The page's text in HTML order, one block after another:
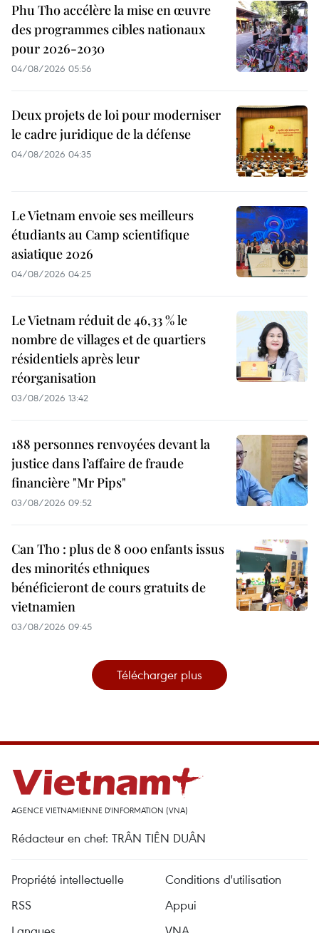
Phu Tho accélère la mise en œuvre
des programmes cibles nationaux
pour 2026-2030
04/08/2026 05:56
Deux projets de loi pour moderniser
le cadre juridique de la défense
04/08/2026 04:35
Le Vietnam envoie ses meilleurs
étudiants au Camp scientifique
asiatique 2026
04/08/2026 04:25
Le Vietnam réduit de 46,33 % le
nombre de villages et de quartiers
résidentiels après leur
réorganisation
03/08/2026 13:42
188 personnes renvoyées devant la
justice dans l’affaire de fraude
financière "Mr Pips"
03/08/2026 09:52
Can Tho : plus de 8 000 enfants issus
des minorités ethniques
bénéficieront de cours gratuits de
vietnamien
03/08/2026 09:45
Télécharger plus
AGENCE VIETNAMIENNE D'INFORMATION (VNA)
Rédacteur en chef: TRÂN TIÊN DUÂN
Propriété intellectuelle
Conditions d'utilisation
RSS
Appui